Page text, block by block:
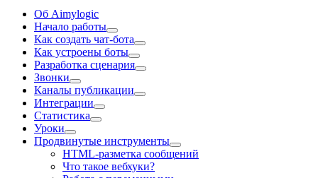
Об Aimylogic
Начало работы
Как создать чат-бота
Как устроены боты
Разработка сценария
Звонки
Каналы публикации
Интеграции
Статистика
Уроки
Продвинутые инструменты
HTML-разметка сообщений
Что такое вебхуки?